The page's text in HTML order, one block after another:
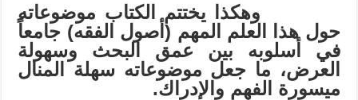
وهكذا يختتم الكتاب موضوعاته
حول هذا العلم المهم (أصول الفقه) جامعاً
في أسلوبه بين عمق البحث وسهولة
العرض، ما جعل موضوعاته سهلة المنال
ميسورة الفهم والإدراك.